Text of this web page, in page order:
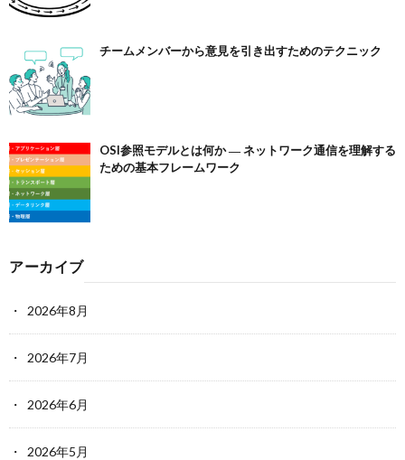
チームメンバーから意見を引き出すためのテクニック
OSI参照モデルとは何か ― ネットワーク通信を理解する
ための基本フレームワーク
アーカイブ
2026年8月
2026年7月
2026年6月
2026年5月